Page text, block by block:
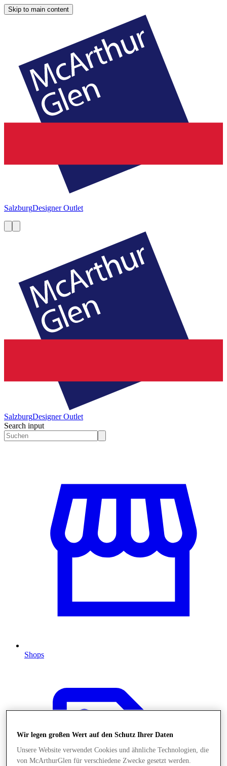
Skip to main content
SalzburgDesigner Outlet
SalzburgDesigner Outlet
Search input
Shops
Wir legen großen Wert auf den Schutz Ihrer Daten
Unsere Website verwendet Cookies und ähnliche Technologien, die
von McArthurGlen für verschiedene Zwecke gesetzt werden.